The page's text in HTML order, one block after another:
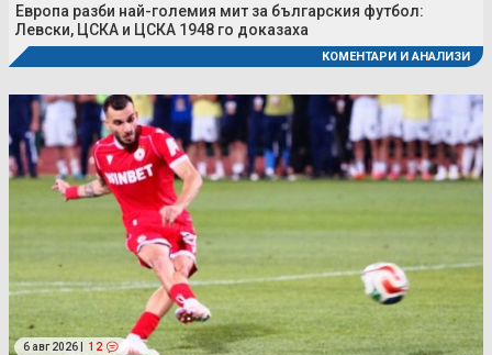
Европа разби най-големия мит за българския футбол:
Левски, ЦСКА и ЦСКА 1948 го доказаха
КОМЕНТАРИ И АНАЛИЗИ
6 авг 2026 | 12